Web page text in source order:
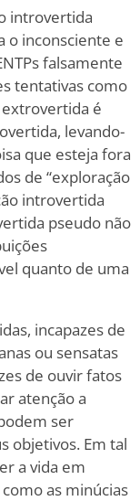
introvertida
o inconsciente e
falsamente
tentativas como
extrovertida é
levando-
que esteja fora
de “exploração
introvertida
pseudo não
quanto de uma
incapazes de
ou sensatas
de ouvir fatos
atenção a
ser
objetivos. Em tal
a vida em
as minúcias